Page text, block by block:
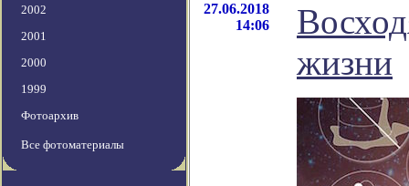
2002
2001
2000
1999
Фотоархив
Все фотоматериалы
27.06.2018
14:06
жизни